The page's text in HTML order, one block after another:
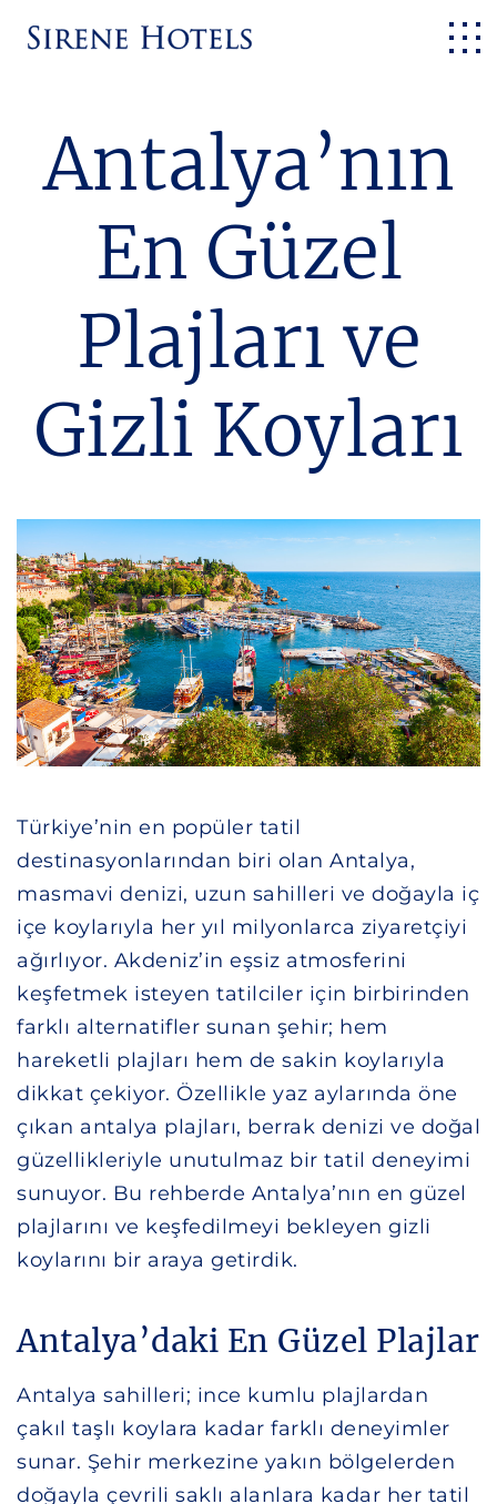
Antalya’nın
En Güzel
Plajları ve
Gizli Koyları
Türkiye’nin en popüler tatil
destinasyonlarından biri olan Antalya,
masmavi denizi, uzun sahilleri ve doğayla iç
içe koylarıyla her yıl milyonlarca ziyaretçiyi
ağırlıyor. Akdeniz’in eşsiz atmosferini
keşfetmek isteyen tatilciler için birbirinden
farklı alternatifler sunan şehir; hem
hareketli plajları hem de sakin koylarıyla
dikkat çekiyor. Özellikle yaz aylarında öne
çıkan antalya plajları, berrak denizi ve doğal
güzellikleriyle unutulmaz bir tatil deneyimi
sunuyor. Bu rehberde Antalya’nın en güzel
plajlarını ve keşfedilmeyi bekleyen gizli
koylarını bir araya getirdik.
Antalya’daki En Güzel Plajlar
Antalya sahilleri; ince kumlu plajlardan
çakıl taşlı koylara kadar farklı deneyimler
sunar. Şehir merkezine yakın bölgelerden
doğayla çevrili saklı alanlara kadar her tatil